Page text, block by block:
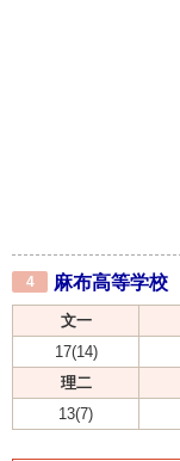
4 麻布高等学校
文一
17(14)
理二
13(7)